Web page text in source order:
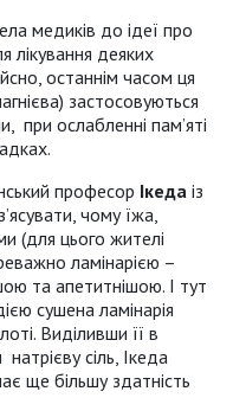
медиків до ідеї про
лікування деяких
останнім часом ця
застосовуються
при ослабленні пам’яті
професор Ікеда із
чому їжа,
(для цього жителі
ламінарією –
та апетитнішою. І тут
сушена ламінарія
Виділивши її в
сіль, Ікеда
ще більшу здатність